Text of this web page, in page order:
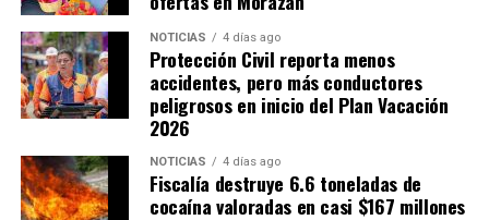
enfrenta limitaciones institucionales y de recursos que
dificultan combatir la evasión fiscal, especialmente en
casos relacionados con empresas multinacionales y
precios de transferencia.
ADVERTISEMENT
NOTICIAS 4 días ago
Protección Civil reporta menos
accidentes, pero más conductores
peligrosos en inicio del Plan Vacación
2026
NOTICIAS 4 días ago
Fiscalía destruye 6.6 toneladas de
cocaína valoradas en casi $167 millones